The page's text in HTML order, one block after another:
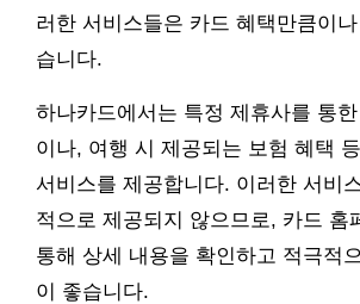
러한 서비스들은 카드 혜택만큼이
습니다.
하나카드에서는 특정 제휴사를 통
이나, 여행 시 제공되는 보험 혜택
서비스를 제공합니다. 이러한 서비
적으로 제공되지 않으므로, 카드 홈
통해 상세 내용을 확인하고 적극적
이 좋습니다.